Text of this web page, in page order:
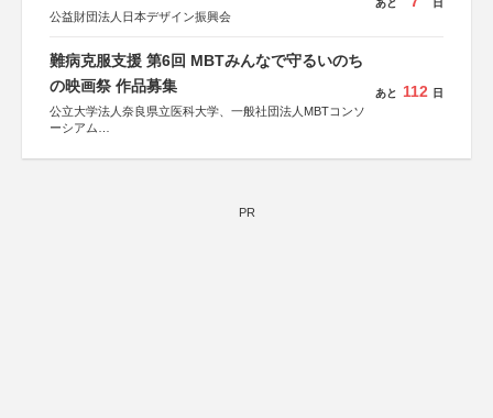
公益財団法人日本デザイン振興会
あと 日
難病克服支援 第6回 MBTみんなで守るいのち
の映画祭 作品募集
公立大学法人奈良県立医科大学、一般社団法人MBTコンソ
ーシアム
協力：読売新聞社
あと 112 日
PR